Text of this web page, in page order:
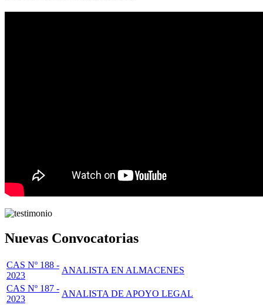
Nuevas Convocatorias
CAS Nº 188 -
2023
ANALISTA EN ALMACENES
CAS Nº 187 -
2023
ANALISTA DE APOYO LEGAL